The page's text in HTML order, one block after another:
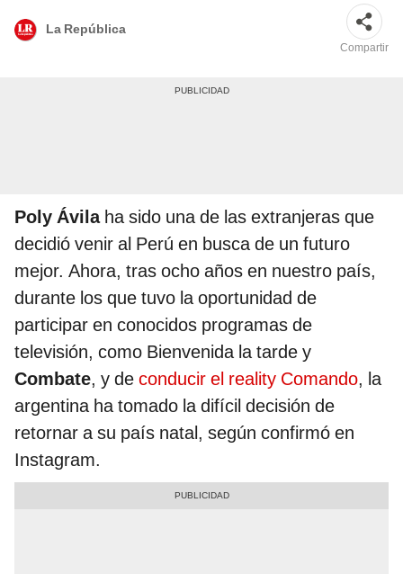
La República
Compartir
Poly Ávila ha sido una de las extranjeras que
decidió venir al Perú en busca de un futuro
mejor. Ahora, tras ocho años en nuestro país,
durante los que tuvo la oportunidad de
participar en conocidos programas de
televisión, como Bienvenida la tarde y
Combate, y de conducir el reality Comando, la
argentina ha tomado la difícil decisión de
retornar a su país natal, según confirmó en
Instagram.